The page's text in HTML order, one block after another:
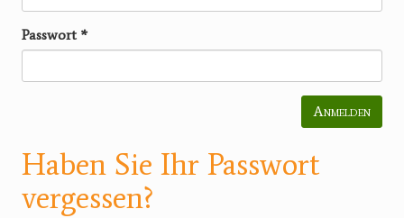
Passwort *
Anmelden
Haben Sie Ihr Passwort
vergessen?